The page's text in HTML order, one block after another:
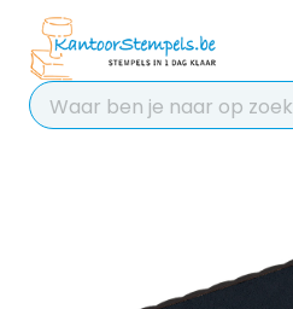
Chat 24/7
voor hulp
Contact